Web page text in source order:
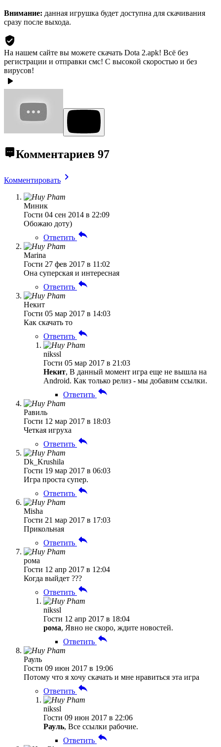
Внимание: данная игрушка будет доступна для скачивания
сразу после выхода.
На нашем сайте вы можете скачать Dota 2.apk! Всё без
регистрации и отправки смс! С высокой скоростью и без
вирусов!
Комментариев 97
Комментировать
Миник
Гости 04 сен 2014 в 22:09
Обожаю доту)
Ответить
Marina
Гости 27 фев 2017 в 11:02
Она суперская и интересная
Ответить
Некит
Гости 05 мар 2017 в 14:03
Как скачать то
Ответить
nikssl
Гости 05 мар 2017 в 21:03
Некит, В данный момент игра еще не вышла на
Android. Как только релиз - мы добавим ссылки.
Ответить
Равиль
Гости 12 мар 2017 в 18:03
Четкая игруха
Ответить
Dk_Krushila
Гости 19 мар 2017 в 06:03
Игра проста супер.
Ответить
Misha
Гости 21 мар 2017 в 17:03
Прикольная
Ответить
рома
Гости 12 апр 2017 в 12:04
Когда выйдет ???
Ответить
nikssl
Гости 12 апр 2017 в 18:04
рома, Явно не скоро, ждите новостей.
Ответить
Рауль
Гости 09 июн 2017 в 19:06
Потому что я хочу скачать и мне нравиться эта игра
Ответить
nikssl
Гости 09 июн 2017 в 22:06
Рауль, Все ссылки рабочие.
Ответить